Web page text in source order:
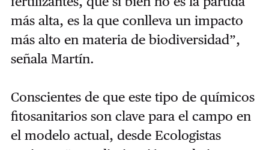
más alta, es la que conlleva un impacto
más alto en materia de biodiversidad”,
señala Martín.
Conscientes de que este tipo de químicos
fitosanitarios son clave para el campo en
el modelo actual, desde Ecologistas